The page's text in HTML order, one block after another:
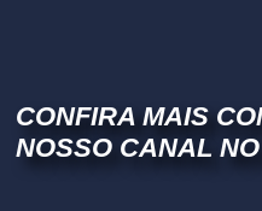
CONFIRA MAIS
NOSSO CANAL